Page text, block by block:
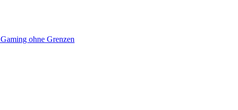
Gaming ohne Grenzen